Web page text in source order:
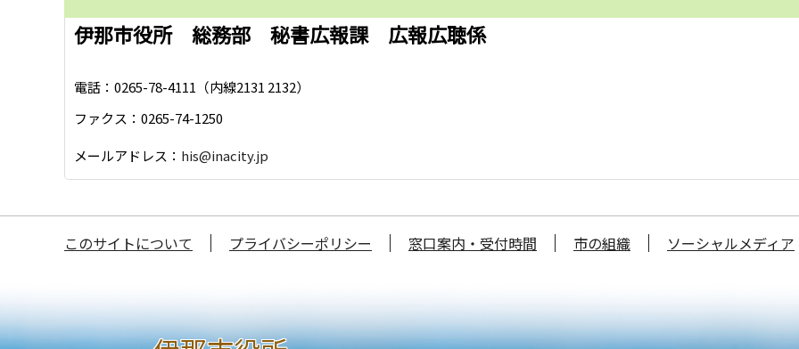
伊那市役所 総務部 秘書広報課 広報広聴係
電話：0265-78-4111（内線2131 2132）
ファクス：0265-74-1250
メールアドレス： his@inacity.jp
このサイトについて プライバシーポリシー 窓口案内・受付時間 市の組織 ソーシャルメディア